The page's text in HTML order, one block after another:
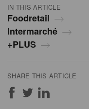
IN THIS ARTICLE
Foodretail
Intermarché
+PLUS
SHARE THIS ARTICLE